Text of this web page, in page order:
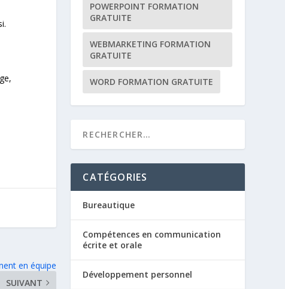
en équipe
SUIVANT
POWERPOINT FORMATION
GRATUITE
WEBMARKETING FORMATION
GRATUITE
WORD FORMATION GRATUITE
CATÉGORIES
Bureautique
Compétences en communication
écrite et orale
Développement personnel